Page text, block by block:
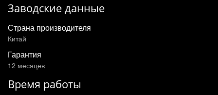
Заводские данные
Страна производителя
Китай
Гарантия
12 месяцев
Время работы